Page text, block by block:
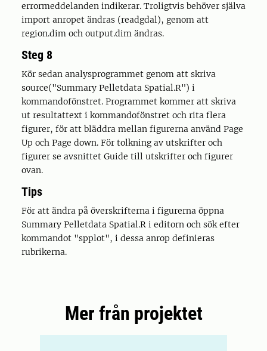
errormeddelanden indikerar. Troligtvis behöver själva
import anropet ändras (readgdal), genom att
region.dim och output.dim ändras.
Steg 8
Kör sedan analysprogrammet genom att skriva
source("Summary Pelletdata Spatial.R") i
kommandofönstret. Programmet kommer att skriva
ut resultattext i kommandofönstret och rita flera
figurer, för att bläddra mellan figurerna använd Page
Up och Page down. För tolkning av utskrifter och
figurer se avsnittet Guide till utskrifter och figurer
ovan.
Tips
För att ändra på överskrifterna i figurerna öppna
Summary Pelletdata Spatial.R i editorn och sök efter
kommandot "spplot", i dessa anrop definieras
rubrikerna.
Mer från projektet